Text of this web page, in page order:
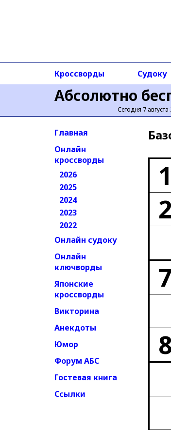
Абсолютно
Сегодня 7 августа
Кроссворды Судоку
Главная
Онлайн
кроссворды
2026
2025
2024
2023
2022
Онлайн судоку
Онлайн
ключворды
Японские
кроссворды
Викторина
Анекдоты
Юмор
Форум АБС
Гостевая книга
Ссылки
1
2
7
8